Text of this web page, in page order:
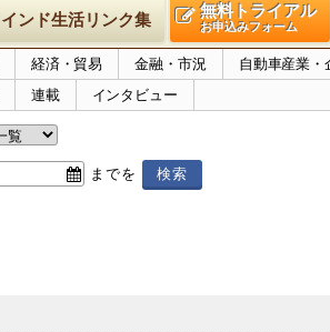
インド生活リンク集 無料トライアル
お申込みフォーム
経済・貿易 金融・市況
自動車産業・
連載 インタビュー
までを